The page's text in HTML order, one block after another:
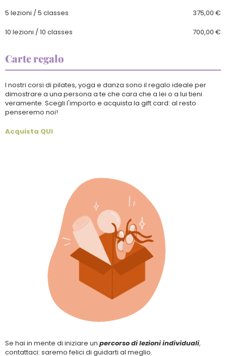
5 lezioni / 5 classes
375,00 €
10 lezioni / 10 classes
700,00 €
Carte regalo
I nostri corsi di pilates, yoga e danza sono il regalo ideale per
dimostrare a una persona a te che cara che a lei o a lui tieni
veramente. Scegli l'importo e acquista la gift card: al resto
penseremo noi!
Acquista QUI
Se hai in mente di iniziare un percorso di lezioni individuali,
contattaci: saremo felici di guidarti al meglio.